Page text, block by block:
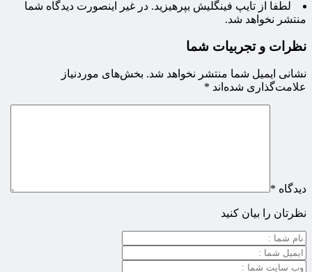
لطفا از تایپ فینگلیش بپرهیزید. در غیر اینصورت دیدگاه شما
منتشر نخواهد شد.
نظرات و تجربیات شما
نشانی ایمیل شما منتشر نخواهد شد. بخش‌های موردنیاز
علامت‌گذاری شده‌اند *
دیدگاه *
نظرتان را بیان کنید